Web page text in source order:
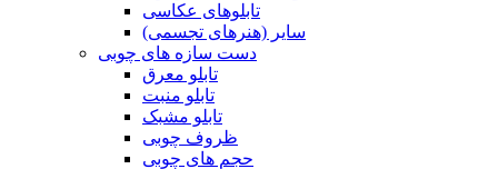
تابلوهای عکاسی
سایر (هنرهای تجسمی)
دست سازه های چوبی
تابلو معرق
تابلو منبت
تابلو مشبک
ظروف چوبی
حجم های چوبی